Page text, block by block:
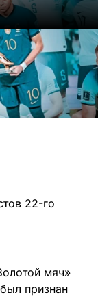
22-го
мяч»
признан